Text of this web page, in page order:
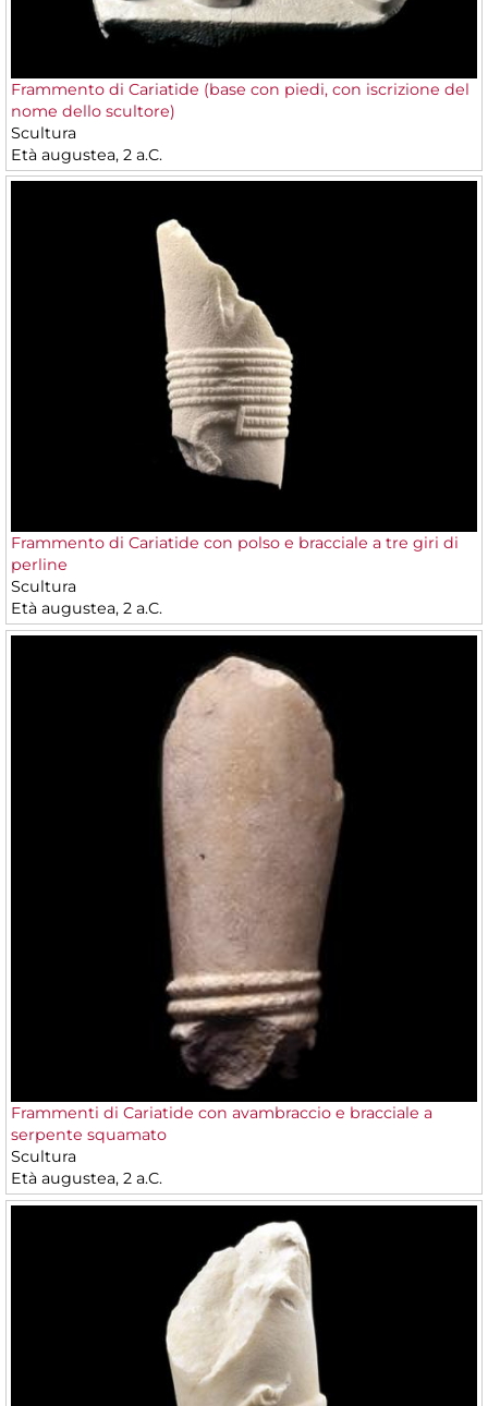
Frammento di Cariatide (base con piedi, con iscrizione del
nome dello scultore)
Scultura
Età augustea, 2 a.C.
Frammento di Cariatide con polso e bracciale a tre giri di
perline
Scultura
Età augustea, 2 a.C.
Frammenti di Cariatide con avambraccio e bracciale a
serpente squamato
Scultura
Età augustea, 2 a.C.